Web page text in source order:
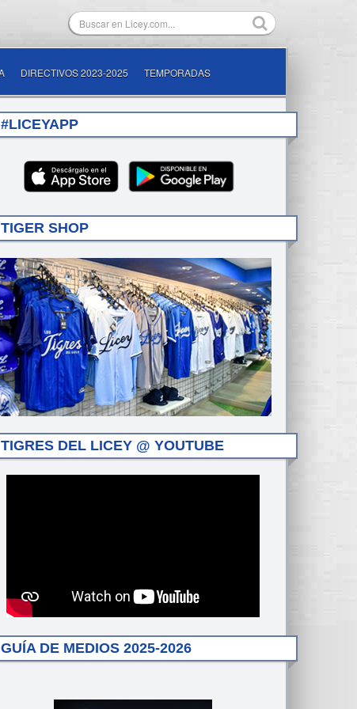
DIRECTIVOS 2023-2025 TEMPORADAS
#LICEYAPP
TIGER SHOP
TIGRES DEL LICEY @ YOUTUBE
GUÍA DE MEDIOS 2025-2026